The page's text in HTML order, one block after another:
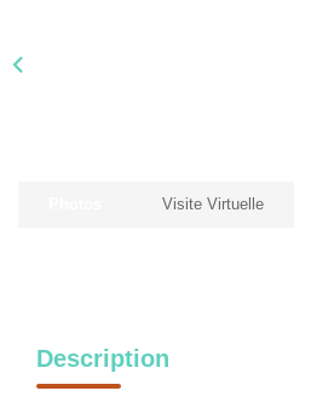
Visite Virtuelle
Description